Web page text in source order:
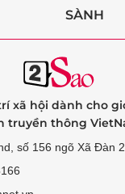
SÀNH
xã hội dành cho
truyền thông
số 156 ngõ Xã Đàn